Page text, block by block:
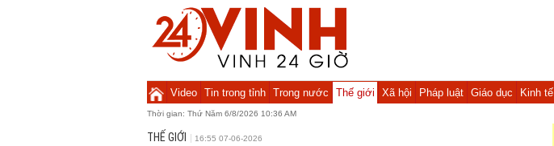
Video Tin trong tỉnh Trong nước Thế giới Xã hội Pháp luật Giáo dục Kinh tế
Thời gian: Thứ Năm 6/8/2026 10:36 AM
THẾ GIỚI 16:55 07-06-2026